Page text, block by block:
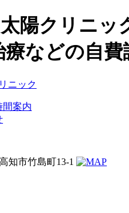
陽クリニッ
療などの自
間案内
知市竹島町13-1